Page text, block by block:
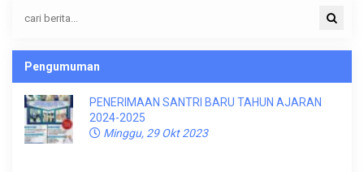
Pengumuman
PENERIMAAN SANTRI BARU TAHUN AJARAN
2024-2025
Minggu, 29 Okt 2023